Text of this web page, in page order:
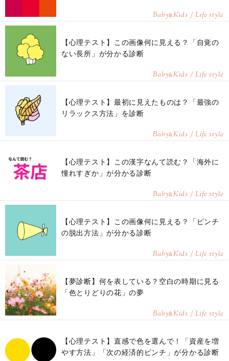
Baby&Kids / Life style
【心理テスト】この画像何に見える？「自覚の
ない長所」が分かる診断
Baby&Kids / Life style
【心理テスト】最初に見えたものは？「最強の
リラックス方法」を診断
Baby&Kids / Life style
【心理テスト】この漢字なんて読む？「海外に
憧れすぎか」が分かる診断
Baby&Kids / Life style
【心理テスト】この画像何に見える？「ピンチ
の脱出方法」が分かる診断
Baby&Kids / Life style
【夢診断】何を表している？空白の時期に見る
「色とりどりの花」の夢
Baby&Kids / Life style
【心理テスト】直感で色を選んで！「資産を増
やす方法」「次の経済的ピンチ」が分かる診断